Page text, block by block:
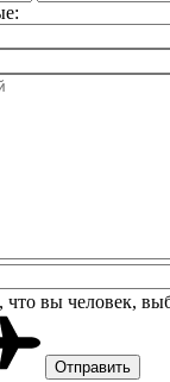
вы человек,